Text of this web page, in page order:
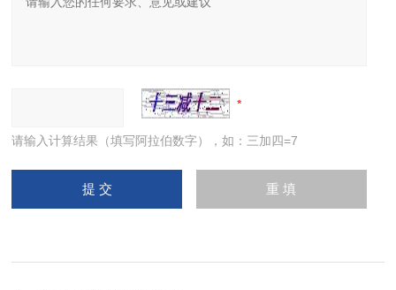
请输入计算结果（填写阿拉伯数字），如：三加四=7